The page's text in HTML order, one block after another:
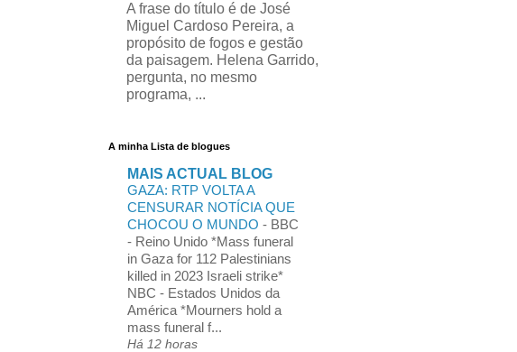
A frase do título é de José
Miguel Cardoso Pereira, a
propósito de fogos e gestão
da paisagem. Helena Garrido,
pergunta, no mesmo
programa, ...
A minha Lista de blogues
MAIS ACTUAL BLOG
GAZA: RTP VOLTA A
CENSURAR NOTÍCIA QUE
CHOCOU O MUNDO - BBC
- Reino Unido *Mass funeral
in Gaza for 112 Palestinians
killed in 2023 Israeli strike*
NBC - Estados Unidos da
América *Mourners hold a
mass funeral f...
Há 12 horas